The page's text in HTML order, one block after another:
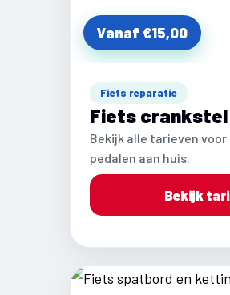
Vanaf €15,00
Fiets reparatie
Fiets crankstel
Bekijk alle tarieven
pedalen aan huis.
Bekijk